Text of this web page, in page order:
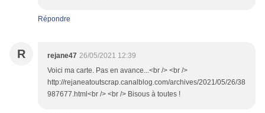
Répondre
R rejane47 26/05/2021 12:39
Voici ma carte. Pas en avance...<br /> <br />
http://rejaneatoutscrap.canalblog.com/archives/2021/05/26/38
987677.html<br /> <br /> Bisous à toutes !